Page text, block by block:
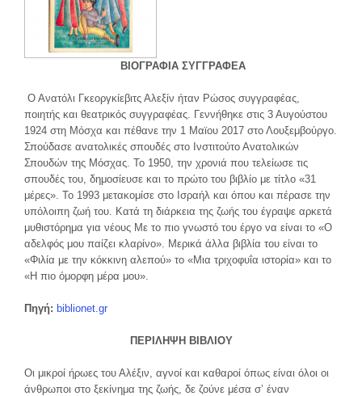
ΒΙΟΓΡΑΦΙΑ ΣΥΓΓΡΑΦΕΑ
Ο Ανατόλι Γκεοργκίεβιτς Αλεξίν ήταν Ρώσος συγγραφέας,
ποιητής και θεατρικός συγγραφέας. Γεννήθηκε στις 3 Αυγούστου
1924 στη Μόσχα και πέθανε την 1 Μαϊου 2017 στο Λουξεμβούργο.
Σπούδασε ανατολικές σπουδές στο Ινστιτούτο Ανατολικών
Σπουδών της Μόσχας. Το 1950, την χρονιά που τελείωσε τις
σπουδές του, δημοσίευσε και το πρώτο του βιβλίο με τίτλο «31
μέρες». Το 1993 μετακομίσε στο Ισραήλ και όπου και πέρασε την
υπόλοιπη ζωή του. Κατά τη διάρκεια της ζωής του έγραψε αρκετά
μυθιστόρημα για νέους Με το πιο γνωστό του έργο να είναι το «Ο
αδελφός μου παίζει κλαρίνο». Μερικά άλλα βιβλία του είναι το
«Φιλία με την κόκκινη αλεπού» το «Μια τριχοφυΐα ιστορία» και το
«Η πιο όμορφη μέρα μου».
Πηγή: biblionet.gr
ΠΕΡΙΛΗΨΗ ΒΙΒΛΙΟΥ
Οι μικροί ήρωες του Αλέξιν, αγνοί και καθαροί όπως είναι όλοι οι
άνθρωποι στο ξεκίνημα της ζωής, δε ζούνε μέσα σ’ έναν